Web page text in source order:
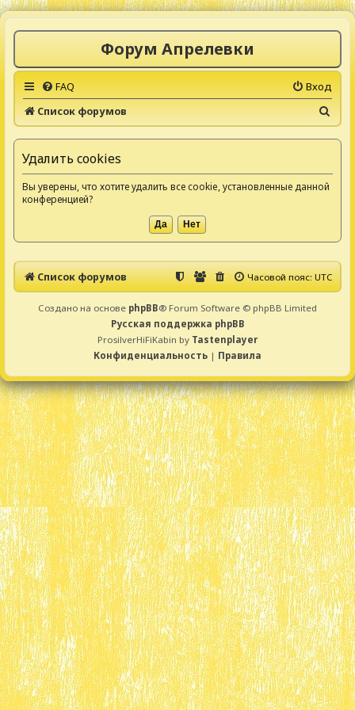
Форум Апрелевки
FAQ
Вход
Список форумов
о
Удалить cookies
Вы уверены, что хотите удалить все cookie, установленные данной
конференцией?
Список форумов Часовой пояс:UTC
Создано на основе phpBB® Forum Software © phpBB Limited
Русская поддержка phpBB
ProsilverHiFiKabin by Tastenplayer
Конфиденциальность | Правила